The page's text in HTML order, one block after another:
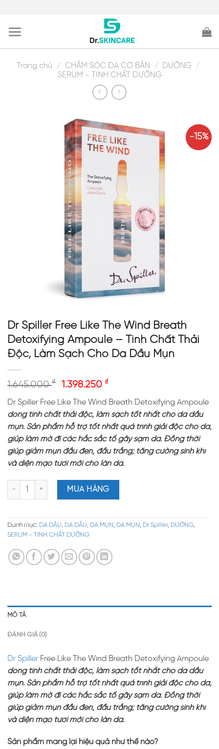
content
Trang chủ / CHĂM SÓC DA CƠ BẢN / DƯỠNG
/
SERUM - TINH CHẤT DƯỠNG
-15%
Dr Spiller Free Like The Wind Breath
Detoxifying Ampoule – Tinh Chất Thải
Độc, Làm Sạch Cho Da Dầu Mụn
1.645.000₫ 1.398.250 ₫
Dr Spiller Free Like The Wind Breath Detoxifying Ampoule
dòng tinh chất thải độc, làm sạch tốt nhất cho da dầu
mụn. Sản phẩm hỗ trợ tốt nhất quá trình giải độc cho da,
giúp làm mờ đi các hắc sắc tố gây sạm da. Đồng thời
giúp giảm mụn đầu đen, đầu trắng; tăng cường sinh khí
và diện mạo tươi mới cho làn da.
Dr Spiller Free Like The Wind Breath Detoxifying Ampoule –
MUA HÀNG
Danh mục: DA DẦU, DA DẦU, DA MỤN , DA MỤN , Dr Spiller, DƯỠNG,
SERUM - TINH CHẤT DƯỠNG
MÔ TẢ
ĐÁNH GIÁ (0)
Dr Spiller Free Like The Wind Breath Detoxifying Ampoule
dòng tinh chất thải độc, làm sạch tốt nhất cho da dầu
mụn. Sản phẩm hỗ trợ tốt nhất quá trình giải độc cho da,
giúp làm mờ đi các hắc sắc tố gây sạm da. Đồng thời
giúp giảm mụn đầu đen, đầu trắng; tăng cường sinh khí
và diện mạo tươi mới cho làn da.
Sản phẩm mang lại hiệu quả như thế nào?